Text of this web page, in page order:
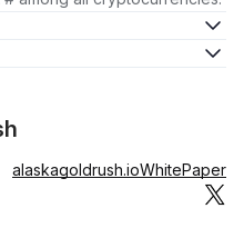
alaskagoldrush.ioWhitePaper